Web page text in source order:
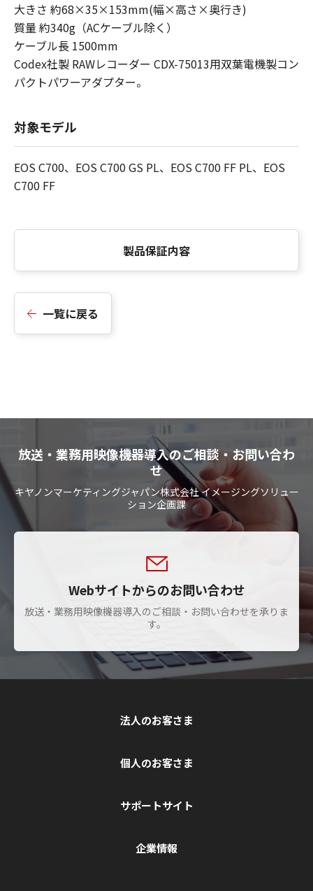
大きさ 約68×35×153mm(幅×高さ×奥行き)
質量 約340g（ACケーブル除く）
ケーブル長 1500mm
Codex社製 RAWレコーダー CDX-75013用双葉電機製コン
パクトパワーアダプター。
対象モデル
EOS C700、EOS C700 GS PL、EOS C700 FF PL、EOS
C700 FF
製品保証内容
一覧に戻る
放送・業務用映像機器導入のご相談・お問い合わ
せ
キヤノンマーケティングジャパン株式会社 イメージングソリュー
ション企画課
Webサイトからのお問い合わせ
放送・業務用映像機器導入のご相談・お問い合わせを承りま
す。
法人のお客さま
個人のお客さま
サポートサイト
企業情報